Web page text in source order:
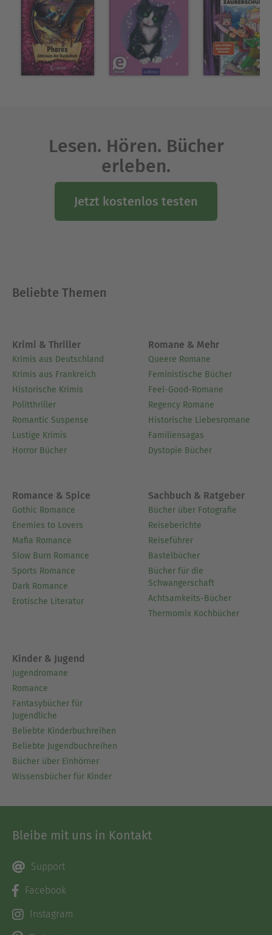
Lesen. Hören. Bücher
erleben.
Jetzt kostenlos testen
Beliebte Themen
Krimi & Thriller
Krimis aus Deutschland
Krimis aus Frankreich
Historische Krimis
Politthriller
Romantic Suspense
Lustige Krimis
Horror Bücher
Romane & Mehr
Queere Romane
Feministische Bücher
Feel-Good-Romane
Regency Romane
Historische Liebesromane
Familiensagas
Dystopie Bücher
Romance & Spice
Gothic Romance
Enemies to Lovers
Mafia Romance
Slow Burn Romance
Sports Romance
Dark Romance
Erotische Literatur
Sachbuch & Ratgeber
Bücher über Fotografie
Reiseberichte
Reiseführer
Bastelbücher
Bücher für die
Schwangerschaft
Achtsamkeits-Bücher
Thermomix Kochbücher
Kinder & Jugend
Jugendromane
Romance
Fantasybücher für
Jugendliche
Beliebte Kinderbuchreihen
Beliebte Jugendbuchreihen
Bücher über Einhörner
Wissensbücher für Kinder
Bleibe mit uns in Kontakt
Support
Facebook
Instagram